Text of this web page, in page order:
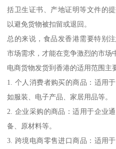
括卫生证书、产地证明等文件的
以避免货物被扣留或退回。
总的来说，食品发香港需要特别
市场需求，才能在竞争激烈的市场
电商货物发货到香港的适用范围主
1. 个人消费者购买的商品：适用
如服装、电子产品、家居用品等。
2. 企业采购的商品：适用于企业
备、原材料等。
3. 跨境电商零售进口商品：适用